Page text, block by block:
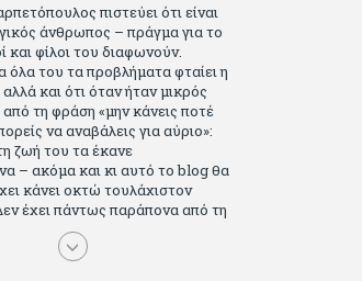
πιστεύει ότι είναι
άνθρωπος – πράγμα για το
και φίλοι του διαφωνούν.
όλα του τα προβλήματα φταίει η
και ότι όταν ήταν μικρός
από τη φράση «μην κάνεις ποτέ
να αναβάλεις για αύριο»:
ζωή του τα έκανε
– ακόμα και κι αυτό το blog θα
κάνει οκτώ τουλάχιστον
έχει πάντως παράπονα από τη
και απωθημένα. Πέρασε ωραία
διαβάζοντας πολλά και σοβαρά